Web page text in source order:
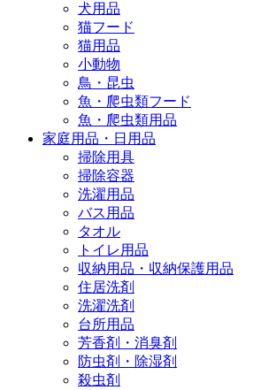
犬用品
猫フード
猫用品
小動物
鳥・昆虫
魚・爬虫類フード
魚・爬虫類用品
家庭用品・日用品
掃除用具
掃除容器
洗濯用品
バス用品
タオル
トイレ用品
収納用品・収納保護用品
住居洗剤
洗濯洗剤
台所用品
芳香剤・消臭剤
防虫剤・除湿剤
殺虫剤